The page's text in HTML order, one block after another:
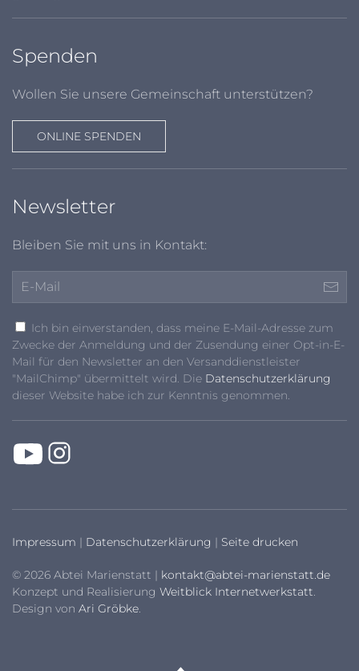
Spenden
Wollen Sie unsere Gemeinschaft unterstützen?
ONLINE SPENDEN
Newsletter
Bleiben Sie mit uns in Kontakt:
Ich bin einverstanden, dass meine E-Mail-Adresse zum
Zwecke der Anmeldung und der Zusendung einer Opt-in-E-
Mail für den Newsletter an den Versanddienstleister
"MailChimp" übermittelt wird. Die Datenschutzerklärung
dieser Website habe ich zur Kenntnis genommen.
Impressum | Datenschutzerklärung | Seite drucken
© 2026 Abtei Marienstatt | kontakt@abtei-marienstatt.de
Konzept und Realisierung Weitblick Internetwerkstatt.
Design von Ari Gröbke.